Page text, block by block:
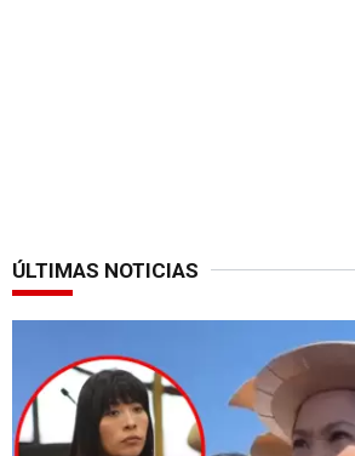
ÚLTIMAS NOTICIAS